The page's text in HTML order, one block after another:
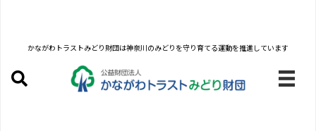
かながわトラストみどり財団は神奈川のみどりを守り育てる運動を推進しています